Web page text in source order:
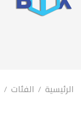
الرئيسية / الفئات /